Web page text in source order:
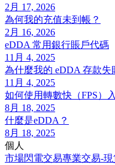
2月 17, 2026
為何我的充值未到帳？
2月 16, 2026
eDDA 常用銀行賬戶代碼
11月 4, 2025
為什麼我的 eDDA 存款失
11月 4, 2025
如何使用轉數快（FPS）
8月 18, 2025
什麼是eDDA？
8月 18, 2025
個人
市場閃電交易專業交易-現